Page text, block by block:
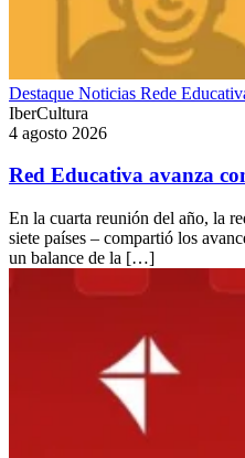
Destaque Noticias Rede
IberCultura
4 agosto 2026
Red Educativa avanza
En la cuarta reunión del año, la
siete países – compartió los
un balance de la […]